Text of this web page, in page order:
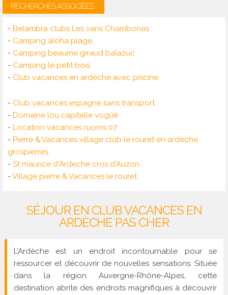
RECHERCHES ASSOCIÉES :
- Belambra clubs Les vans Chambonas
- Camping aloha plage
- Camping beaume giraud balazuc
- Camping le petit bois
- Club vacances en ardèche avec piscine
- Club vacances espagne sans transport
- Domaine lou capitelle vogüé
- Location vacances ruoms 07
- Pierre & Vacances village club le rouret en ardèche
grospierres
- St maurice d'Ardeche cros d'Auzon
-Village pierre & Vacances le rouret
SÉJOUR EN CLUB VACANCES EN
ARDÈCHE PAS CHER
L’Ardèche est un endroit incontournable pour se
ressourcer et découvrir de nouvelles sensations. Située
dans la région Auvergne-Rhône-Alpes, cette
destination abrite des endroits magnifiques à découvrir